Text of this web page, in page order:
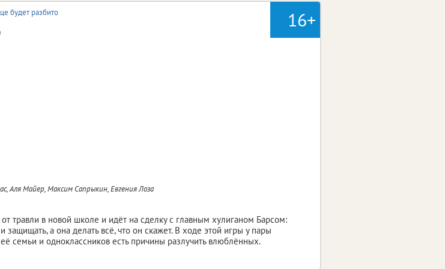
16+
будет разбито
Аля Майер, Максим Сапрыкин, Евгения Лоза
травли в новой школе и идёт на сделку с главным хулиганом Барсом:
а она делать всё, что он скажет. В ходе этой игры у пары
семьи и одноклассников есть причины разлучить влюблённых.